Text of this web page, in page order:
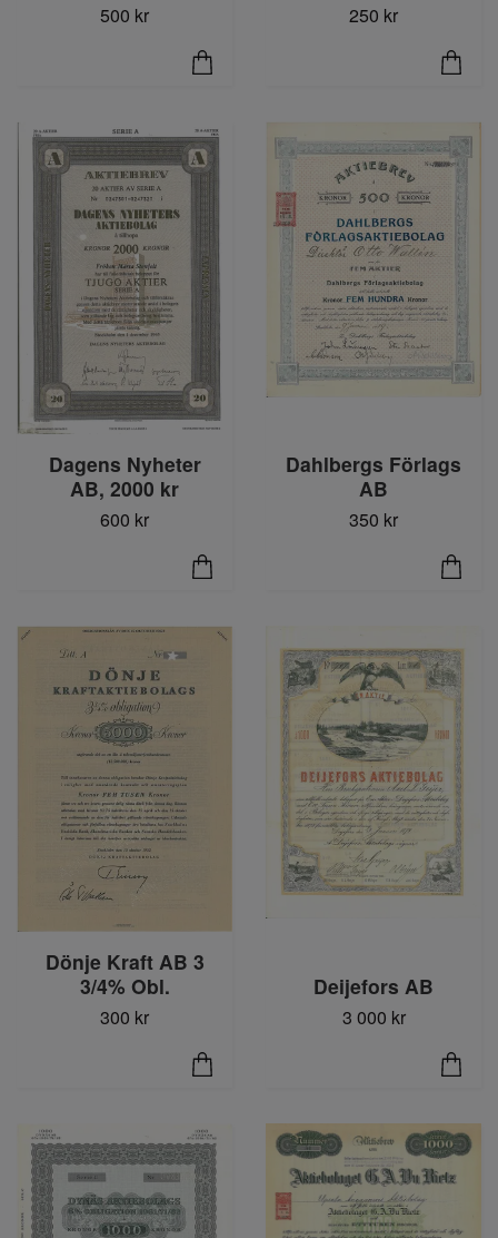
500 kr 250 kr
Dagens Nyheter
AB, 2000 kr
600 kr
Dahlbergs Förlags
AB
350 kr
Dönje Kraft AB 3
3/4% Obl.
300 kr
Deijefors AB
3 000 kr